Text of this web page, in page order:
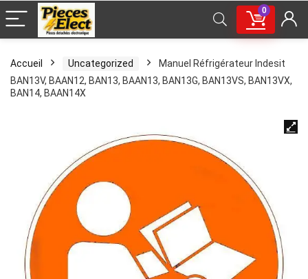
0
Accueil Uncategorized
Manuel Réfrigérateur Indesit
BAN13V, BAAN12, BAN13, BAAN13, BAN13G, BAN13VS, BAN13VX,
BAN14, BAAN14X